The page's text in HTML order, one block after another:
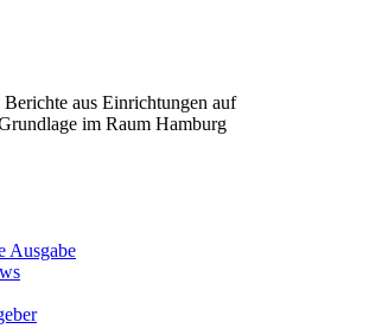
Berichte aus Einrichtungen auf
im Raum Hamburg
Ausgabe